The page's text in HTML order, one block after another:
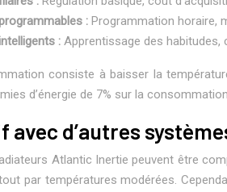
: Programmation horaire,
: Apprentissage des
consiste à baisser la
d’énergie de 7% sur la
avec d’autres
Atlantic Inertie peuvent être
par températures modérées.